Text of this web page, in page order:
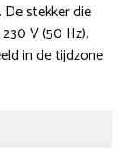
stekker die
V (50 Hz).
in de tijdzone